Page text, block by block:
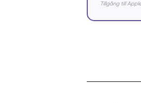
Tillgång till